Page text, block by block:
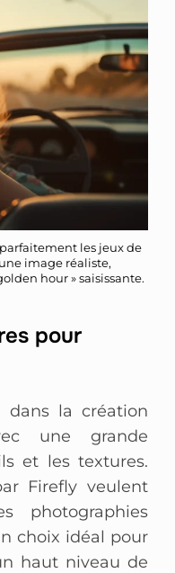
les jeux de
image réaliste,
hour » saisissante.
pour
dans la création
une grande
et les textures.
Firefly veulent
photographies
choix idéal pour
haut niveau de